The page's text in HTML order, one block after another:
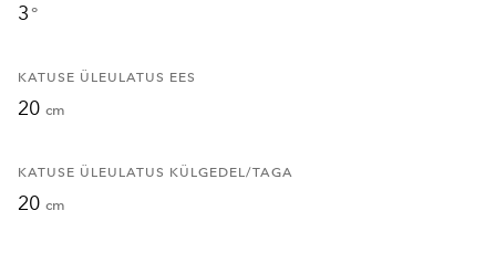
3°
KATUSE ÜLEULATUS EES
20 cm
KATUSE ÜLEULATUS KÜLGEDEL/TAGA
20 cm